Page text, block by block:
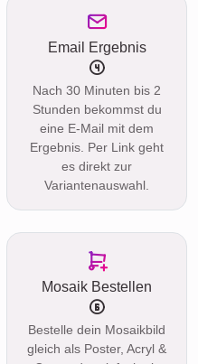
Email Ergebnis
Nach 30 Minuten bis 2
Stunden bekommst du
eine E-Mail mit dem
Ergebnis. Per Link geht
es direkt zur
Variantenauswahl.
Mosaik Bestellen
Bestelle dein Mosaikbild
gleich als Poster, Acryl &